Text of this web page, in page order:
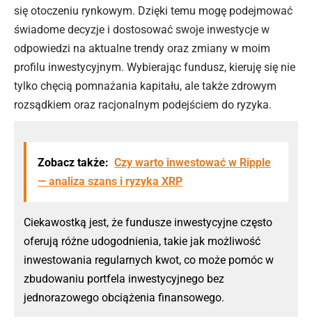
się otoczeniu rynkowym. Dzięki temu mogę podejmować
świadome decyzje i dostosować swoje inwestycje w
odpowiedzi na aktualne trendy oraz zmiany w moim
profilu inwestycyjnym. Wybierając fundusz, kieruję się nie
tylko chęcią pomnażania kapitału, ale także zdrowym
rozsądkiem oraz racjonalnym podejściem do ryzyka.
Zobacz także: Czy warto inwestować w Ripple
— analiza szans i ryzyka XRP
Ciekawostką jest, że fundusze inwestycyjne często
oferują różne udogodnienia, takie jak możliwość
inwestowania regularnych kwot, co może pomóc w
zbudowaniu portfela inwestycyjnego bez
jednorazowego obciążenia finansowego.